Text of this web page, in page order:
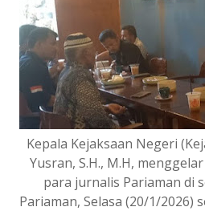
Kepala Kejaksaan Negeri
Yusran, S.H., M.H,
para jurnalis Pariaman di
Pariaman, Selasa (20/1/2026)